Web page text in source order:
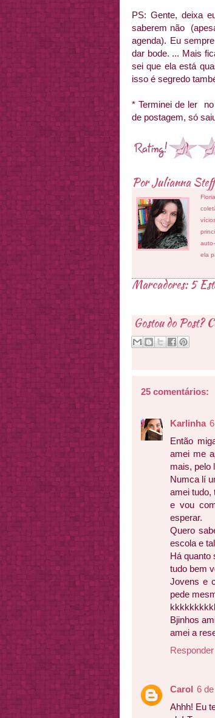
PS: Gente, deixa
saberem não
agenda). Eu
dar bode. ... Mais
sei que ela está
isso é segredo
* Terminei de ler
de postagem, só
PorJulianna
ela
Marcadores:5
Gostou do Post?
25 comentários:
Karlinha
Então
amei me
mais, pelo
Numca lí
amei tudo,
e vou
esperar.
Quero
escola e
Há
tudo bem
Jovens e
pede
Bjinhos
amei a
Responder
Carol 6
Ahhh! Eu